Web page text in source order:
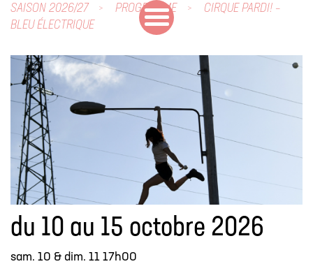
SAISON 2026/27 PROGRAMME
CIRQUE PARDI! –
BLEU ÉLECTRIQUE
du 10 au 15 octobre 2026
sam. 10 & dim. 11 17h00